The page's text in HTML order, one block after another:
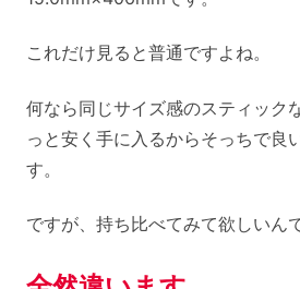
これだけ見ると普通ですよね。
何なら同じサイズ感のスティック
っと安く手に入るからそっちで良
す。
ですが、持ち比べてみて欲しいん